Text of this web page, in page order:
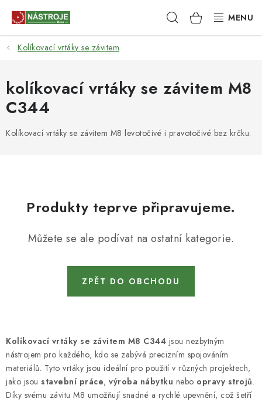
Hledat NÁKUPNÍ
KOŠÍK
NÁSTROJE
AKCE
BRUSIVO
ELEKTRONÁŘADÍ
RUČNÍ NÁŘADÍ, PŘÍPRAVKY
STROJE
DÁRKOVÉ POUKAZY
NÁSTROJE PRO STOLAŘE
NÁSTROJE PRO OPRACOVÁNÍ KOVU
Kolíkovací vrtáky se závitem
kolíkovací vrtáky se závitem M8
C344
Kolíkovací vrtáky se závitem M8 levotočivé i pravotočivé bez krčku.
Produkty teprve připravujeme.
Můžete se ale podívat na ostatní kategorie.
ZPĚT DO OBCHODU
Kolíkovací vrtáky se závitem M8 C344 jsou nezbytným
nástrojem pro každého, kdo se zabývá precizním spojováním
materiálů. Tyto vrtáky jsou ideální pro použití v různých projektech,
jako jsou stavební práce, výroba nábytku nebo opravy strojů.
Díky svému závitu M8 umožňují snadné a rychlé upevnění, což šetří